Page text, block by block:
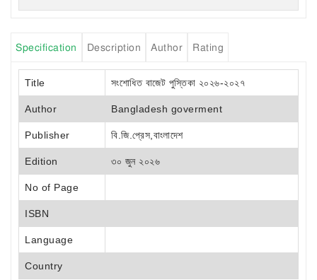
Specification Description Author Rating
Title সংশোধিত বাজেট পুস্তিকা ২০২৬-২০২৭
Author Bangladesh goverment
Publisher বি.জি.প্রেস,বাংলাদেশ
Edition ৩০ জুন ২০২৬
No of Page
ISBN
Language
Country